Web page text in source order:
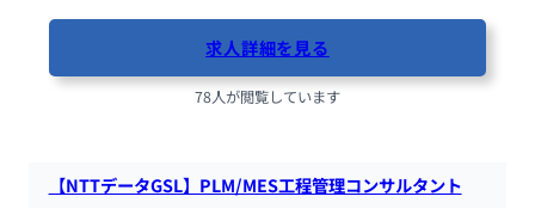
求人詳細を見る
78人が閲覧しています
【NTTデータGSL】PLM/MES工程管理コンサルタント